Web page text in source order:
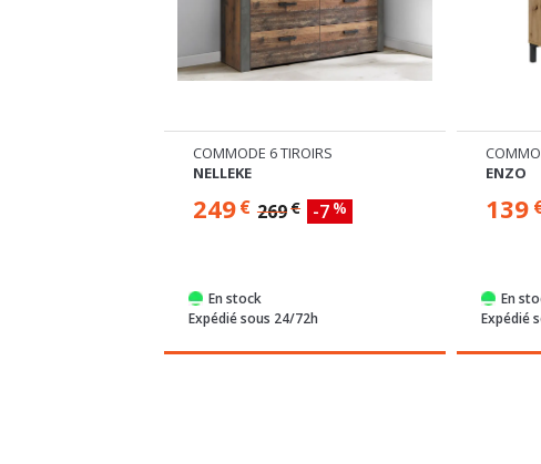
COMMODE 4 TIROIRS
ENZO
139 € 159€ -13%
En stock
Expédié sous 24/72h
NELLEKE
179 €
Expédié